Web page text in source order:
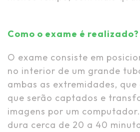
Como o exame é realizado?
O exame consiste em
no interior de um grande
ambas as extremidades,
que serão captados e
imagens por um
dura cerca de 20 a 40